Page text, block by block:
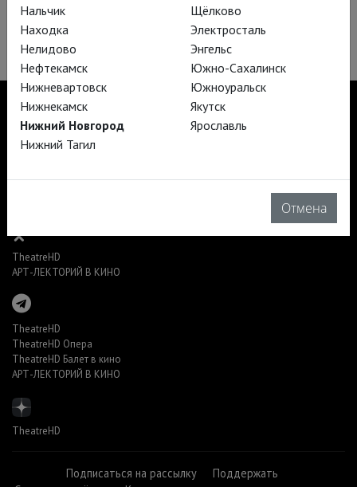
Глобус: Генрих V
TheatreHD
АРТ-ЛЕКТОРИЙ В КИНО
TheatreHD
TheatreHD Опера
TheatreHD Балет в кино
АРТ-ЛЕКТОРИЙ В КИНО
TheatreHD
Подписаться на рассылку
Поддержать
Нальчик
Находка
Нелидово
Нефтекамск
Нижневартовск
Нижнекамск
Нижний Новгород
Нижний Тагил
Щёлково
Электросталь
Энгельс
Южно-Сахалинск
Южноуральск
Якутск
Ярославль
Отмена